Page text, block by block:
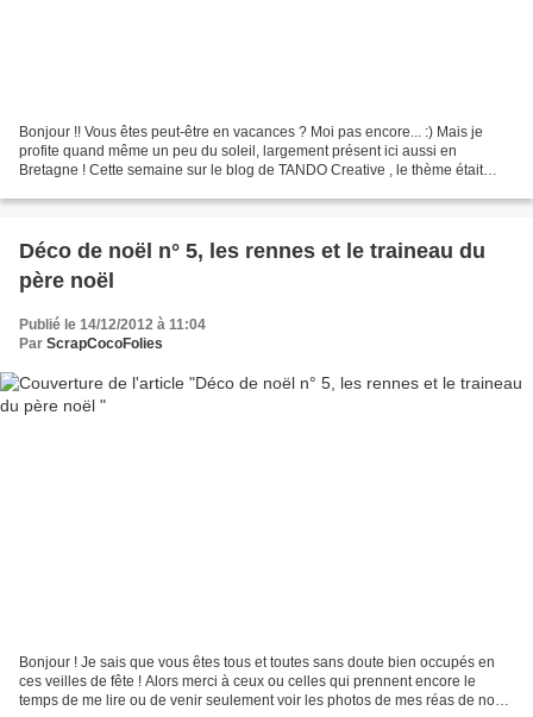
Bonjour !! Vous êtes peut-être en vacances ? Moi pas encore... :) Mais je
profite quand même un peu du soleil, largement présent ici aussi en
Bretagne ! Cette semaine sur le blog de TANDO Creative , le thème était
Déco de noël n° 5, les rennes et le traineau du
père noël
Publié le 14/12/2012 à 11:04
Par ScrapCocoFolies
Bonjour ! Je sais que vous êtes tous et toutes sans doute bien occupés en
ces veilles de fête ! Alors merci à ceux ou celles qui prennent encore le
temps de me lire ou de venir seulement voir les photos de mes réas de noël,